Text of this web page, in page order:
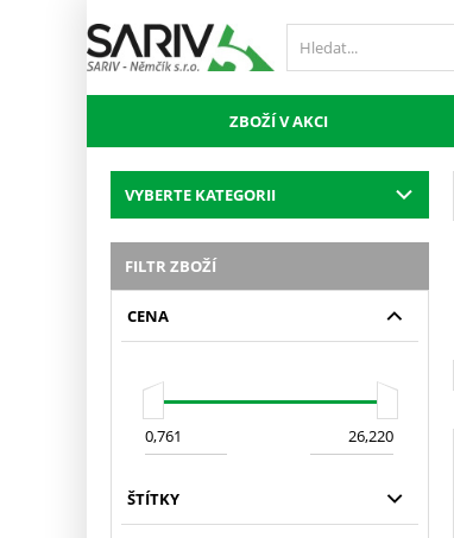
ZBOŽÍ V AKCI
VYBERTE KATEGORII
FILTR ZBOŽÍ
CENA
ŠTÍTKY